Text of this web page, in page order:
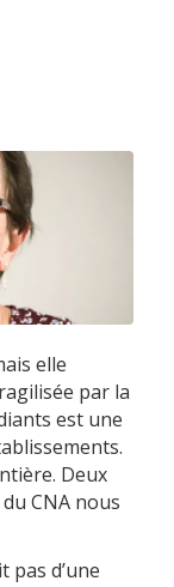
elle
par la
est une
Deux
CNA nous
pas d’une